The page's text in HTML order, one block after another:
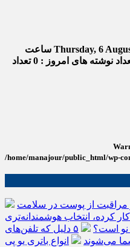
Thursday, 6 ساعت
نوشته های امروز : 0
تعداد
/home/manajour/public_html/wp-
از پوست در سلامت
کرده، انتخاب هوشمندانه‌تری
است؟
۵ دلیل که تلفن‌های IP سیسکو باعث
می‌شوند
انواع باتری یو پی